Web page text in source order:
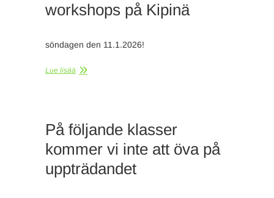
workshops på Kipinä
söndagen den 11.1.2026!
Lue lisää
På följande klasser
kommer vi inte att öva på
uppträdandet